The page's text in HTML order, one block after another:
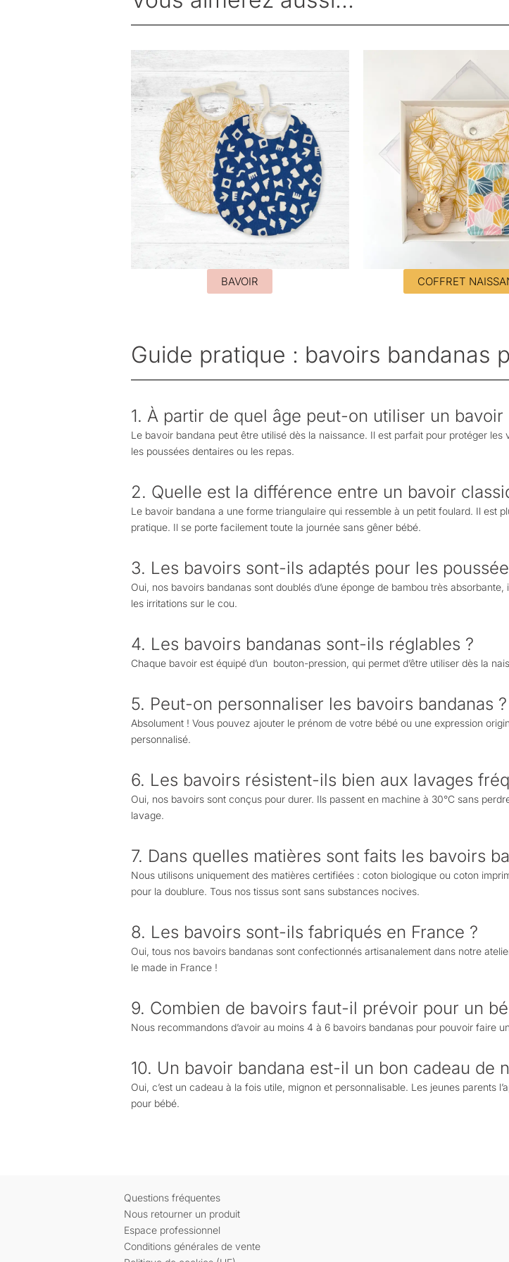
BAVOIR COFFRET
Guide pratique : bavoirs bandanas
1. À partir de quel âge peut-on utiliser un bavoir
Le bavoir bandana peut être utilisé dès la naissance. Il est parfait pour protéger
les poussées dentaires ou les repas.
2. Quelle est la différence entre un bavoir
Le bavoir bandana a une forme triangulaire qui ressemble à un petit foulard. Il est
pratique. Il se porte facilement toute la journée sans gêner bébé.
3. Les bavoirs sont-ils adaptés pour les
Oui, nos bavoirs bandanas sont doublés d’une éponge de bambou très
les irritations sur le cou.
4. Les bavoirs bandanas sont-ils réglables ?
Chaque bavoir est équipé d’un bouton-pression, qui permet d’être utiliser dès la
5. Peut-on personnaliser les bavoirs bandanas ?
Absolument ! Vous pouvez ajouter le prénom de votre bébé ou une expression
personnalisé.
6. Les bavoirs résistent-ils bien aux lavages
Oui, nos bavoirs sont conçus pour durer. Ils passent en machine à 30°C sans
lavage.
7. Dans quelles matières sont faits les bavoirs
Nous utilisons uniquement des matières certifiées : coton biologique ou coton
pour la doublure. Tous nos tissus sont sans substances nocives.
8. Les bavoirs sont-ils fabriqués en France ?
Oui, tous nos bavoirs bandanas sont confectionnés artisanalement dans notre
le made in France !
9. Combien de bavoirs faut-il prévoir pour un
Nous recommandons d’avoir au moins 4 à 6 bavoirs bandanas pour pouvoir faire
10. Un bavoir bandana est-il un bon cadeau de
Oui, c’est un cadeau à la fois utile, mignon et personnalisable. Les jeunes parents
pour bébé.
Questions fréquentes
Nous retourner un produit
Espace professionnel
Conditions générales de vente